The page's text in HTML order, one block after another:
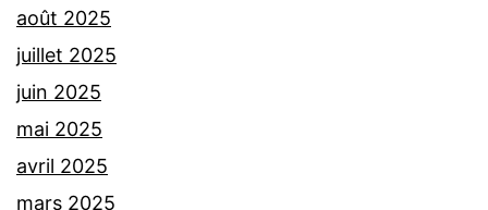
août 2025
juillet 2025
juin 2025
mai 2025
avril 2025
mars 2025